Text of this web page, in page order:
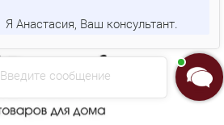
Введите сообщение
Я Анастасия, Ваш консультант.